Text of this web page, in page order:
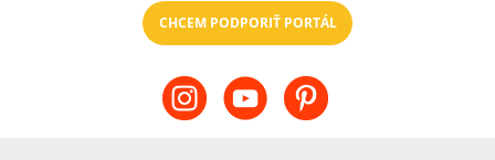
CHCEM PODPORIŤ PORTÁL